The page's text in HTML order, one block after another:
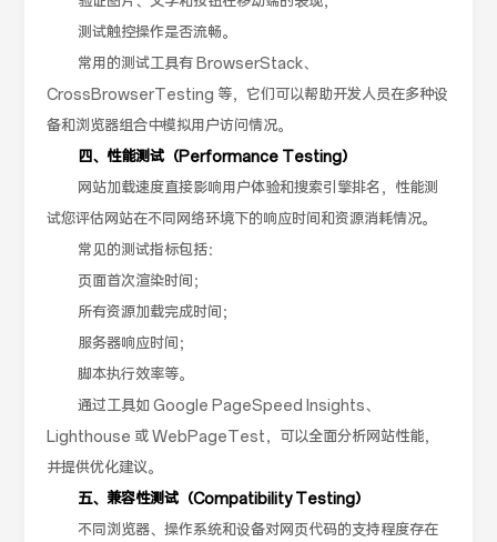
测试触控操作是否流畅。
常用的测试工具有 BrowserStack、
CrossBrowserTesting 等，它们可以帮助开发人员在多种设
备和浏览器组合中模拟用户访问情况。
四、性能测试（Performance Testing）
网站加载速度直接影响用户体验和搜索引擎排名，性能测
试您评估网站在不同网络环境下的响应时间和资源消耗情况。
常见的测试指标包括：
页面首次渲染时间；
所有资源加载完成时间；
服务器响应时间；
脚本执行效率等。
通过工具如 Google PageSpeed Insights、
Lighthouse 或 WebPageTest，可以全面分析网站性能，
并提供优化建议。
五、兼容性测试（Compatibility Testing）
不同浏览器、操作系统和设备对网页代码的支持程度存在